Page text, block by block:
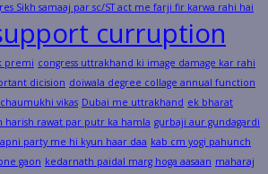
Sikh samaaj par sc/ST act me farji fir karwa rahi hai
curruption
premi congress uttrakhand ki image damage kar rahi
dicision doiwala degree collage annual function
vikas Dubai me uttrakhand ek bharat
harish rawat par putr ka hamla gurbaji aur gundagardi
party me hi kyun haar daa kab cm yogi pahunch
gaon kedarnath paidal marg hoga aasaan maharaj